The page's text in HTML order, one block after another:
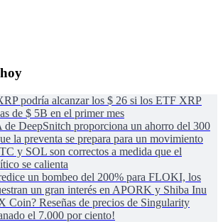
podría alcanzar los $ 26 si los ETF XRP
de $ 5B en el primer mes
DeepSnitch proporciona un ahorro del 300
la preventa se prepara para un movimiento
y SOL son correctos a medida que el
se calienta
un bombeo del 200% para FLOKI, los
un gran interés en APORK y Shiba Inu
Coin? Reseñas de precios de Singularity
el 7.000 por ciento!